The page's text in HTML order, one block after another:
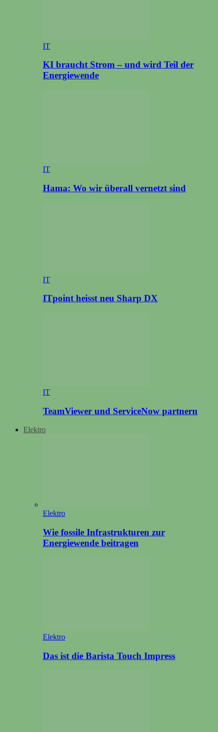
IT
KI braucht Strom – und wird Teil der
Energiewende
IT
Hama: Wo wir überall vernetzt sind
IT
ITpoint heisst neu Sharp DX
IT
TeamViewer und ServiceNow partnern
Elektro
Elektro
Wie fossile Infrastrukturen zur
Energiewende beitragen
Elektro
Das ist die Barista Touch Impress